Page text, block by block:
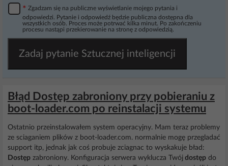
* Zgadzam się na publiczne wyświetlanie mojego pytania i
odpowiedzi. Pytanie i odpowiedź będzie publiczna dostępna dla
wszystkich osób. Proces może potrwać kilka minut. Po zakończeniu
procesu nastąpi przekierowanie na stronę z odpowiedzią.
Zadaj pytanie Sztucznej inteligencji
Błąd Dostęp zabroniony przy pobieraniu z
boot-loader.com po reinstalacji systemu
Ostatnio przeinstalowałem system operacyjny. Mam teraz problemy
ze sciaganiem plików z boot-loader.com. normalnie mogę przegladać
support itp, jednak jak coś probuje zciagnac to wyskakuje bład:
Dostęp zabroniony. Konfiguracja serwera wyklucza Twój dostęp do